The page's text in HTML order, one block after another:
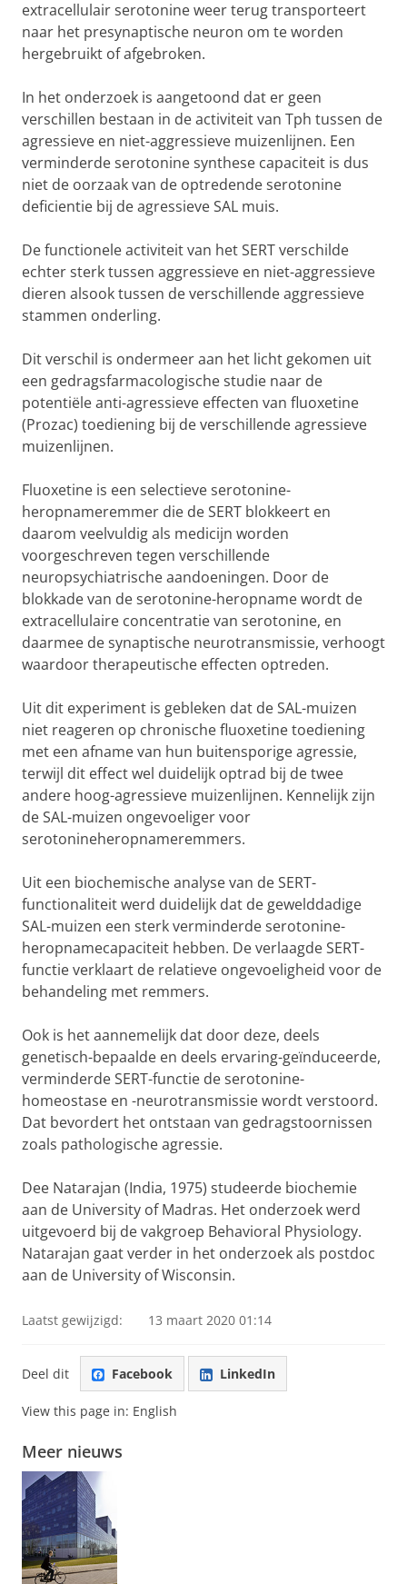
extracellulair serotonine weer terug transporteert
naar het presynaptische neuron om te worden
hergebruikt of afgebroken.
In het onderzoek is aangetoond dat er geen
verschillen bestaan in de activiteit van Tph tussen de
agressieve en niet-aggressieve muizenlijnen. Een
verminderde serotonine synthese capaciteit is dus
niet de oorzaak van de optredende serotonine
deficientie bij de agressieve SAL muis.
De functionele activiteit van het SERT verschilde
echter sterk tussen aggressieve en niet-aggressieve
dieren alsook tussen de verschillende aggressieve
stammen onderling.
Dit verschil is ondermeer aan het licht gekomen uit
een gedragsfarmacologische studie naar de
potentiële anti-agressieve effecten van fluoxetine
(Prozac) toediening bij de verschillende agressieve
muizenlijnen.
Fluoxetine is een selectieve serotonine-
heropnameremmer die de SERT blokkeert en
daarom veelvuldig als medicijn worden
voorgeschreven tegen verschillende
neuropsychiatrische aandoeningen. Door de
blokkade van de serotonine-heropname wordt de
extracellulaire concentratie van serotonine, en
daarmee de synaptische neurotransmissie, verhoogt
waardoor therapeutische effecten optreden.
Uit dit experiment is gebleken dat de SAL-muizen
niet reageren op chronische fluoxetine toediening
met een afname van hun buitensporige agressie,
terwijl dit effect wel duidelijk optrad bij de twee
andere hoog-agressieve muizenlijnen. Kennelijk zijn
de SAL-muizen ongevoeliger voor
serotonineheropnameremmers.
Uit een biochemische analyse van de SERT-
functionaliteit werd duidelijk dat de gewelddadige
SAL-muizen een sterk verminderde serotonine-
heropnamecapaciteit hebben. De verlaagde SERT-
functie verklaart de relatieve ongevoeligheid voor de
behandeling met remmers.
Ook is het aannemelijk dat door deze, deels
genetisch-bepaalde en deels ervaring-geïnduceerde,
verminderde SERT-functie de serotonine-
homeostase en -neurotransmissie wordt verstoord.
Dat bevordert het ontstaan van gedragstoornissen
zoals pathologische agressie.
Dee Natarajan (India, 1975) studeerde biochemie
aan de University of Madras. Het onderzoek werd
uitgevoerd bij de vakgroep Behavioral Physiology.
Natarajan gaat verder in het onderzoek als postdoc
aan de University of Wisconsin.
Laatst gewijzigd: 13 maart 2020 01:14
Deel dit Facebook LinkedIn
View this page in: English
Meer nieuws